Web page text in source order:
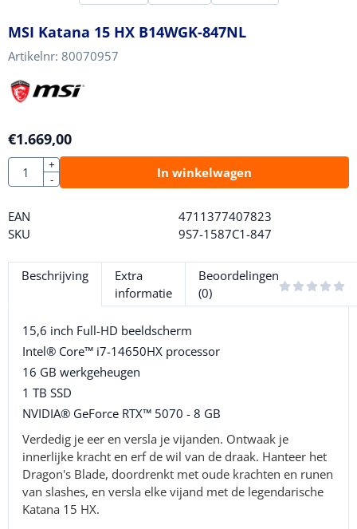
MSI Katana 15 HX B14WGK-847NL
Artikelnr: 80070957
€1.669,00
Aantal
+
-
In winkelwagen
EAN
4711377407823
SKU
9S7-1587C1-847
Beschrijving
Extra
informatie
Beoordelingen
(0)
15,6 inch Full-HD beeldscherm
Intel® Core™ i7-14650HX processor
16 GB werkgeheugen
1 TB SSD
NVIDIA® GeForce RTX™ 5070 - 8 GB
Verdedig je eer en versla je vijanden. Ontwaak je
innerlijke kracht en erf de wil van de draak. Hanteer het
Dragon's Blade, doordrenkt met oude krachten en runen
van slashes, en versla elke vijand met de legendarische
Katana 15 HX.